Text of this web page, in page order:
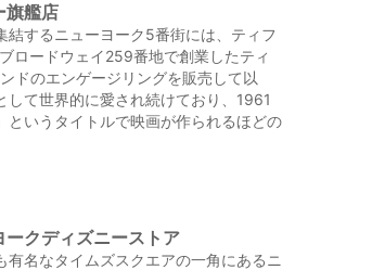
旗艦店
結するニューヨーク5番街には、ティフ
ロードウェイ259番地で創業したティ
ドのエンゲージリングを販売して以
して世界的に愛され続けており、1961
というタイトルで映画が作られるほどの
クディズニーストア
有名なタイムズスクエアの一角にあるニ